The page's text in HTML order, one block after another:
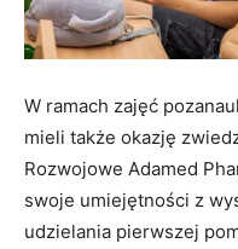
W ramach zajęć
mieli także okazję
Rozwojowe Adamed
swoje umiejętności z
udzielania pierwszej